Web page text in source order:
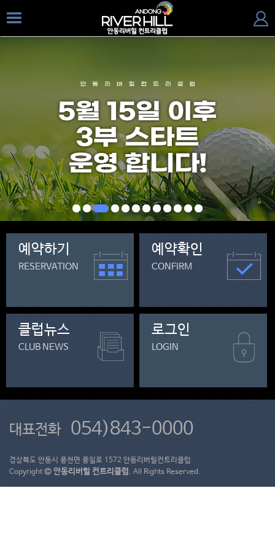
예약하기
RESERVATION
예약확인
CONFIRM
클럽뉴스
CLUB NEWS
로그인
LOGIN
대표전화 054)843-0000
경상북도 안동시 풍천면 풍일로 1572 안동리버힐컨트리클럽
Copyright © 안동리버힐 컨트리클럽 . All Rights Reserved.